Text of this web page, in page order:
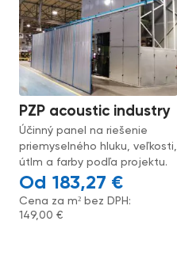
PZP acoustic industry
Účinný panel na riešenie
priemyselného hluku, veľkosti,
útlm a farby podľa projektu.
183,27 €
Cena za m² bez DPH:
149,00€